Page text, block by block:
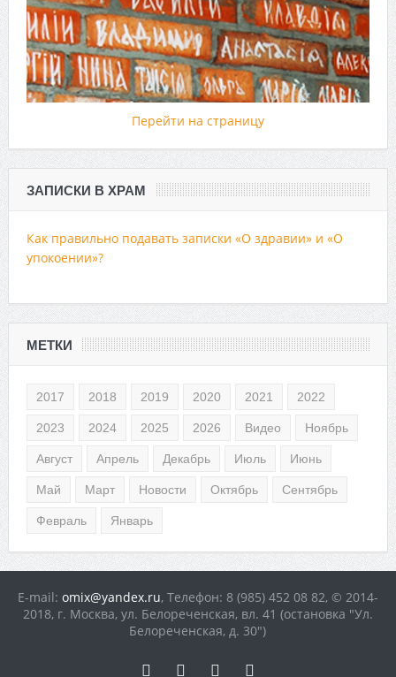
Перейти на страницу
ЗАПИСКИ В ХРАМ
Как правильно подавать записки «О здравии» и «О
упокоении»?
МЕТКИ
2017 2018 2019 2020 2021 2022
2023 2024 2025 2026 Видео Ноябрь
Август Апрель Декабрь Июль Июнь
Май Март Новости Октябрь Сентябрь
Февраль Январь
E-mail: omix@yandex.ru, Телефон: 8 (985) 452 08 82, © 2014-
2018, г. Москва, ул. Белореченская, вл. 41 (остановка "Ул.
Белореченская, д. 30")